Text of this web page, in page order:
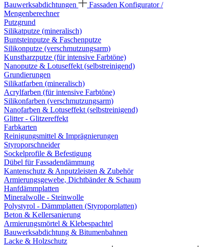
Bauwerksabdichtungen
Fassaden Konfigurator /
Mengenberechner
Putzgrund
Silikatputze (mineralisch)
Buntsteinputze & Faschenputze
Silikonputze (verschmutzungsarm)
Kunstharzputze (für intensive Farbtöne)
Nanoputze & Lotuseffekt (selbstreinigend)
Grundierungen
Silikatfarben (mineralisch)
Acrylfarben (für intensive Farbtöne)
Silikonfarben (verschmutzungsarm)
Nanofarben & Lotuseffekt (selbstreinigend)
Glitter - Glitzereffekt
Farbkarten
Reinigungsmittel & Imprägnierungen
Styroporschneider
Sockelprofile & Befestigung
Dübel für Fassadendämmung
Kantenschutz & Anputzleisten & Zubehör
Armierungsgewebe, Dichtbänder & Schaum
Hanfdämmplatten
Mineralwolle - Steinwolle
Polystyrol - Dämmplatten (Styroporplatten)
Beton & Kellersanierung
Armierungsmörtel & Klebespachtel
Bauwerksabdichtung & Bitumenbahnen
Lacke & Holzschutz